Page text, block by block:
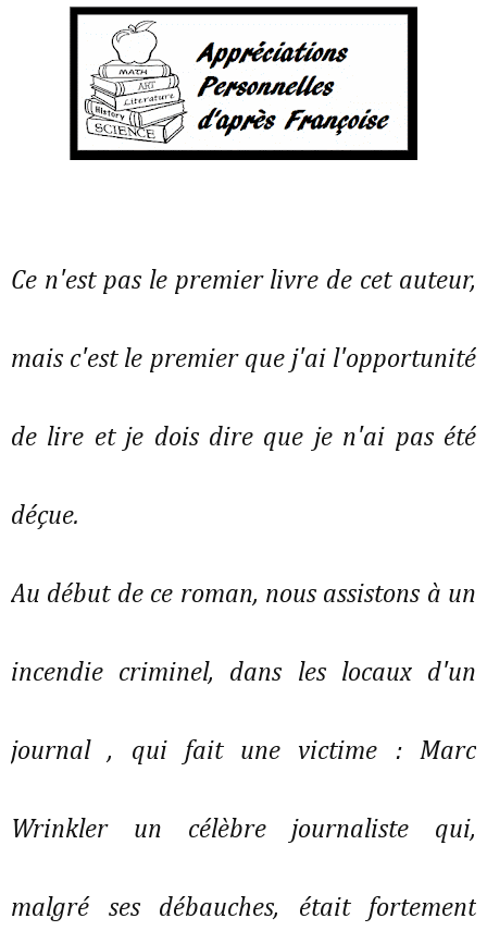
Ce n'est pas le premier livre de cet auteur,
mais c'est le premier que j'ai l'opportunité
de lire et je dois dire que je n'ai pas été
déçue.
Au début de ce roman, nous assistons à un
incendie criminel, dans les locaux d'un
journal , qui fait une victime : Marc
Wrinkler un célèbre journaliste qui,
malgré ses débauches, était fortement